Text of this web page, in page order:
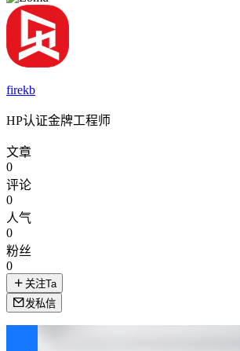
firekb
HP认证金牌工程师
文章
0
评论
0
人气
0
粉丝
0
关注Ta
发私信